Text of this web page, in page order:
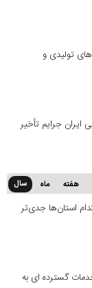
تولیدی و
ایران جرایم تأخیر
هفته ماه سال
استان‌ها جدی‌تر
گسترده ای به